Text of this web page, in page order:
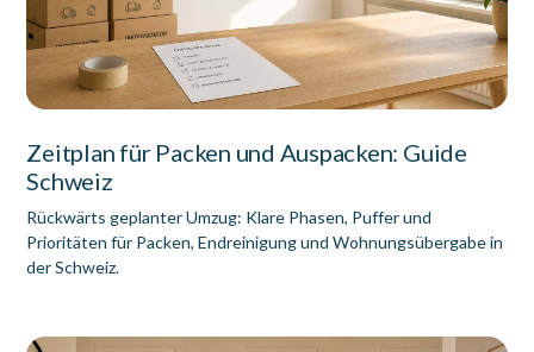
Zeitplan für Packen und Auspacken: Guide
Schweiz
Rückwärts geplanter Umzug: Klare Phasen, Puffer und
Prioritäten für Packen, Endreinigung und Wohnungsübergabe in
der Schweiz.